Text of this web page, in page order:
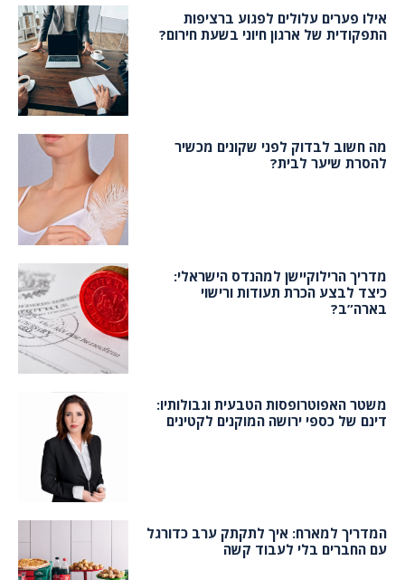
אילו פערים עלולים לפגוע ברציפות
התפקודית של ארגון חיוני בשעת חירום?
מה חשוב לבדוק לפני שקונים מכשיר
להסרת שיער לבית?
מדריך הרילוקיישן למהנדס הישראלי:
כיצד לבצע הכרת תעודות ורישוי
בארה”ב?
משטר האפוטרופסות הטבעית וגבולותיו:
דינם של כספי ירושה המוקנים לקטינים
המדריך למארח: איך לתקתק ערב כדורגל
עם החברים בלי לעבוד קשה